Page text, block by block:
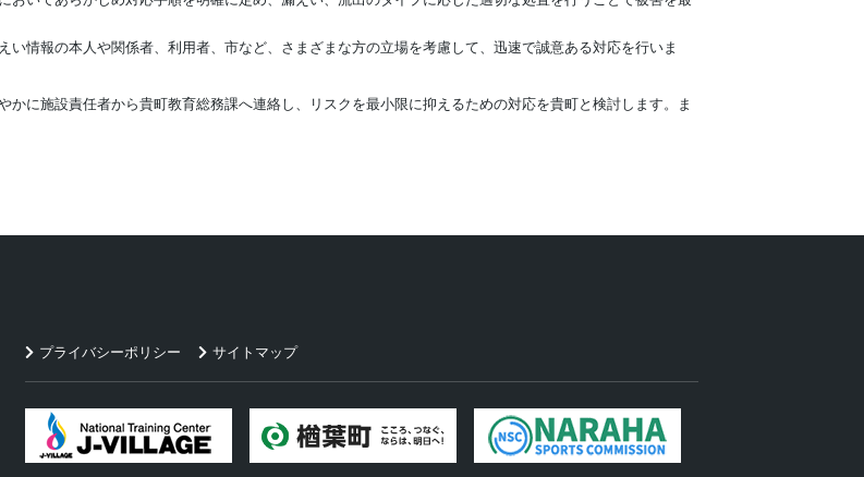
情報の本人や関係者、利用者、市など、さまざまな方の立場を考慮して、迅速で誠意ある対応を行いま
に施設責任者から貴町教育総務課へ連絡し、リスクを最小限に抑えるための対応を貴町と検討します。ま
プライバシーポリシー サイトマップ